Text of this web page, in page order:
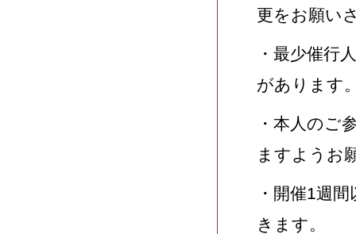
更をお願い
・最少催行
があります
・本人のご
ますようお
・開催1週
きます。